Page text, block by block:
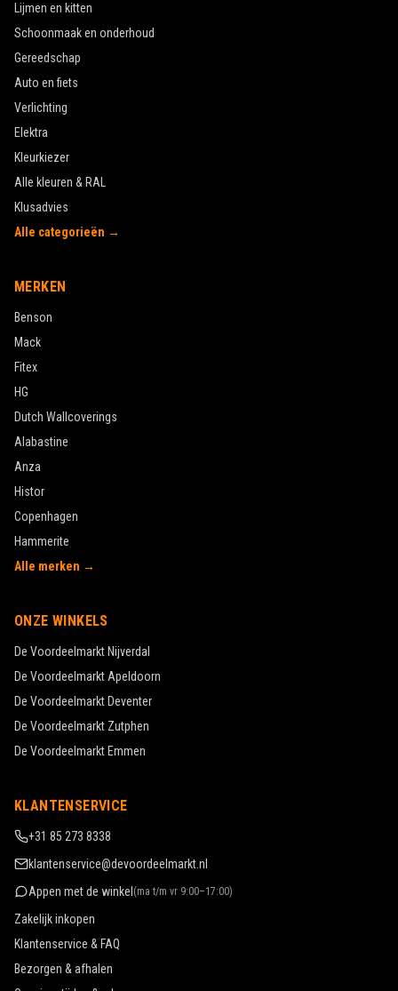
Lijmen en kitten
Schoonmaak en onderhoud
Gereedschap
Auto en fiets
Verlichting
Elektra
Kleurkiezer
Alle kleuren & RAL
Klusadvies
Alle categorieën →
MERKEN
Benson
Mack
Fitex
HG
Dutch Wallcoverings
Alabastine
Anza
Histor
Copenhagen
Hammerite
Alle merken →
ONZE WINKELS
De Voordeelmarkt Nijverdal
De Voordeelmarkt Apeldoorn
De Voordeelmarkt Deventer
De Voordeelmarkt Zutphen
De Voordeelmarkt Emmen
KLANTENSERVICE
+31 85 273 8338
klantenservice@devoordeelmarkt.nl
Appen met de winkel (ma t/m vr 9:00–17:00)
Zakelijk inkopen
Klantenservice & FAQ
Bezorgen & afhalen